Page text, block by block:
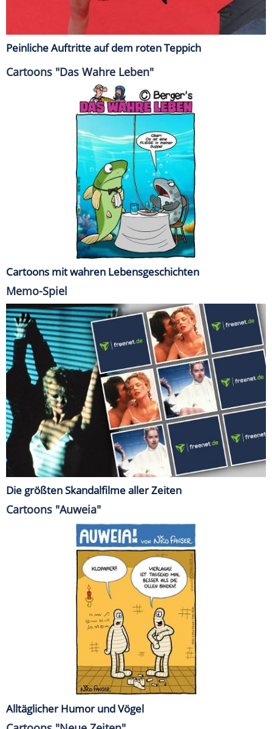
Peinliche Auftritte auf dem roten Teppich
Cartoons "Das Wahre Leben"
Cartoons mit wahren Lebensgeschichten
Memo-Spiel
Die größten Skandalfilme aller Zeiten
Cartoons "Auweia"
Alltäglicher Humor und Vögel